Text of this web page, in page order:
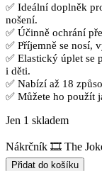
✅ Ideální doplněk
nošení.
✅ Účinně ochrání
✅ Příjemně se nosí,
✅ Elastický úplet se
i děti.
✅ Nabízí až 18
✅ Můžete ho použít
Jen 1 skladem
Nákrčník 🎞️ The
Přidat do košíku